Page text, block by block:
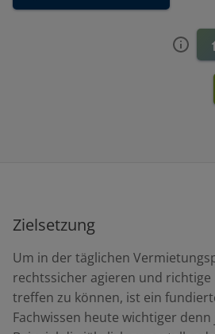
Zielsetzung
Um in der täglichen
rechtssicher agieren und richtige
treffen zu können, ist ein
Fachwissen heute wichtiger denn